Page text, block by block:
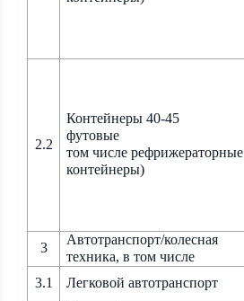
2.2
Контейнеры 40-45
футовые
том числе рефрижераторные
контейнеры)
3
Автотранспорт/колесная
техника, в том числе
3.1
Легковой автотранспорт